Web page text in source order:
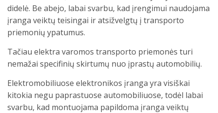
didelė. Be abejo, labai svarbu, kad įrengimui naudojama
įranga veiktų teisingai ir atsižvelgtų į transporto
priemonių ypatumus.
Tačiau elektra varomos transporto priemonės turi
nemažai specifinių skirtumų nuo įprastų automobilių.
Elektromobiliuose elektronikos įranga yra visiškai
kitokia negu paprastuose automobiliuose, todėl labai
svarbu, kad montuojama papildoma įranga veiktų